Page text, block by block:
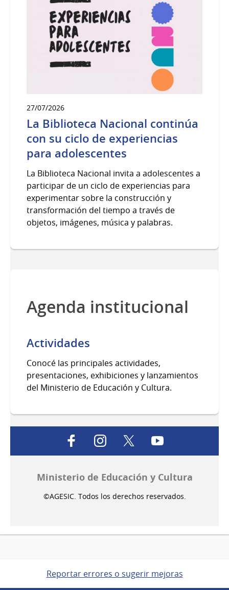
27/07/2026
La Biblioteca Nacional continúa
con su ciclo de experiencias
para adolescentes
La Biblioteca Nacional invita a adolescentes a
participar de un ciclo de experiencias para
experimentar sobre la construcción y
transformación del tiempo a través de
objetos, imágenes, música y palabras.
Agenda institucional
Actividades
Conocé las principales actividades,
presentaciones, exhibiciones y lanzamientos
del Ministerio de Educación y Cultura.
facebook instagramtwitter
Ministerio de Educación y Cultura
©AGESIC. Todos los derechos reservados.
Reportar errores o sugerir mejoras